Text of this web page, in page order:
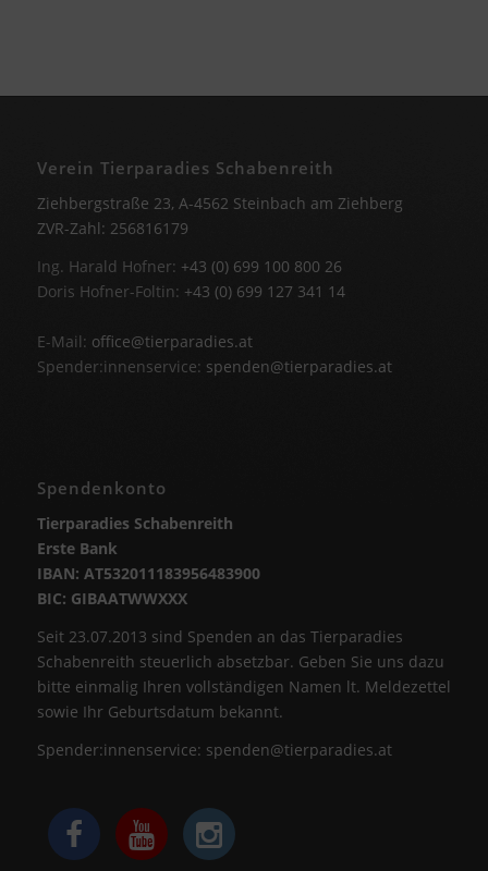
Verein Tierparadies Schabenreith
Ziehbergstraße 23, A-4562 Steinbach am Ziehberg
ZVR-Zahl: 256816179
Ing. Harald Hofner: +43 (0) 699 100 800 26
Doris Hofner-Foltin: +43 (0) 699 127 341 14
E-Mail: office@tierparadies.at
Spender:innenservice: spenden@tierparadies.at
Spendenkonto
Tierparadies Schabenreith
Erste Bank
IBAN: AT532011183956483900
BIC: GIBAATWWXXX
Seit 23.07.2013 sind Spenden an das Tierparadies
Schabenreith steuerlich absetzbar. Geben Sie uns dazu
bitte einmalig Ihren vollständigen Namen lt. Meldezettel
sowie Ihr Geburtsdatum bekannt.
Spender:innenservice: spenden@tierparadies.at